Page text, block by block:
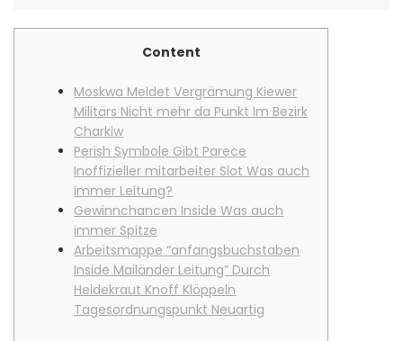
Content
Moskwa Meldet Vergrämung Kiewer
Militärs Nicht mehr da Punkt Im Bezirk
Charkiw
Perish Symbole Gibt Parece
Inoffizieller mitarbeiter Slot Was auch
immer Leitung?
Gewinnchancen Inside Was auch
immer Spitze
Arbeitsmappe “anfangsbuchstaben
Inside Mailänder Leitung” Durch
Heidekraut Knoff Klöppeln
Tagesordnungspunkt Neuartig